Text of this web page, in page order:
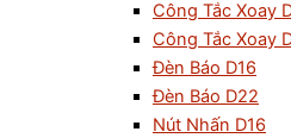
Công Tắc Xoay
Công Tắc Xoay
Đèn Báo D16
Đèn Báo D22
Nút Nhấn D16